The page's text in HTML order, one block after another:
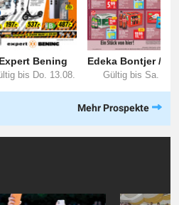
Mehr Prospekte